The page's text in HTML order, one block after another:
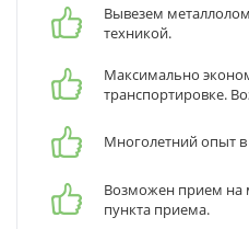
Вывезем
техникой.
Максимально
транспортировке.
Многолетний опыт
Возможен прием на
пункта приема.